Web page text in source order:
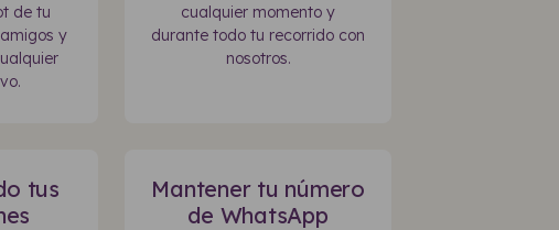
de tu
y
cualquier momento y
durante todo tu recorrido con
nosotros.
tus
Mantener tu número
de WhatsApp